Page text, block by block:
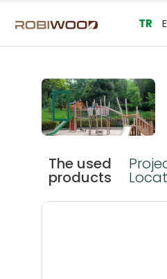
TR
The used
products